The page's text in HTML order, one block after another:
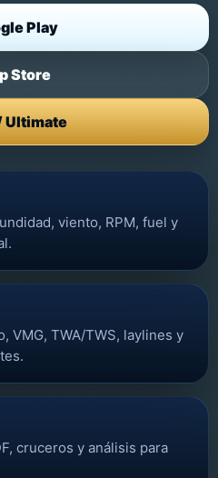
Play
Store
Ultimate
viento, RPM, fuel y
VMG, TWA/TWS, laylines y
cruceros y análisis para